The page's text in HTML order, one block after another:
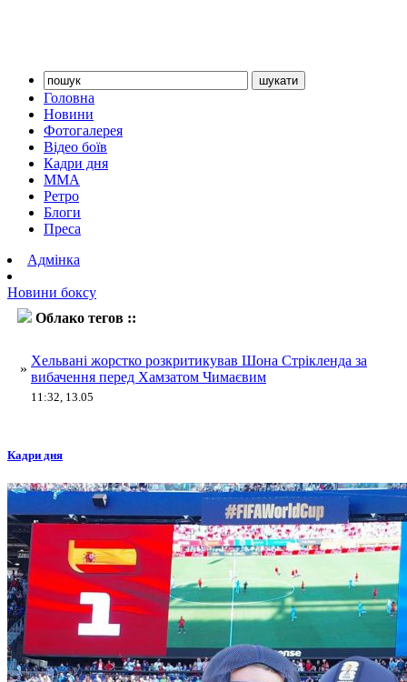
Головна
Новини
Фотогалерея
Відео боїв
Кадри дня
ММА
Ретро
Блоги
Преса
Адмінка
Новини боксу
Облако тегов ::
»
Хельвані жорстко розкритикував Шона Стрікленда за
вибачення перед Хамзатом Чимаєвим
11:32, 13.05
Кадри дня